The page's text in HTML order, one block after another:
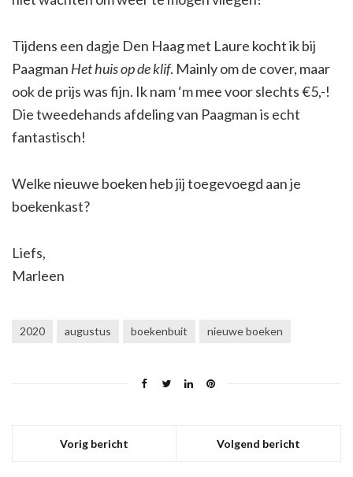
Tijdens een dagje Den Haag met Laure kocht ik bij
Paagman Het huis op de klif. Mainly om de cover, maar
ook de prijs was fijn. Ik nam ‘m mee voor slechts €5,-!
Die tweedehands afdeling van Paagman is echt
fantastisch!
Welke nieuwe boeken heb jij toegevoegd aan je
boekenkast?
Liefs,
Marleen
2020 augustus boekenbuit nieuwe boeken
Vorig bericht Volgend bericht